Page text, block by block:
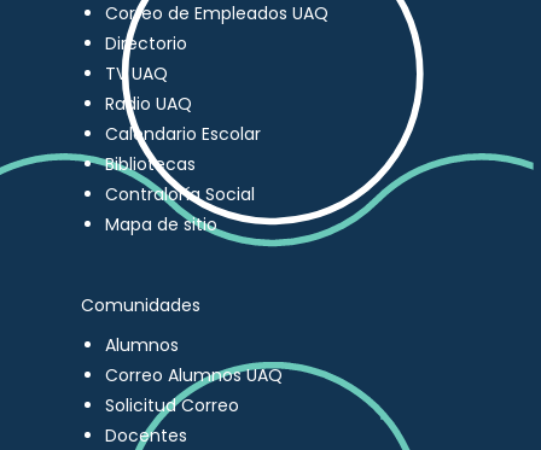
Correo de Empleados UAQ
Directorio
TV UAQ
Radio UAQ
Calendario Escolar
Bibliotecas
Contraloría Social
Mapa de sitio
Comunidades
Alumnos
Correo Alumnos UAQ
Solicitud Correo
Docentes